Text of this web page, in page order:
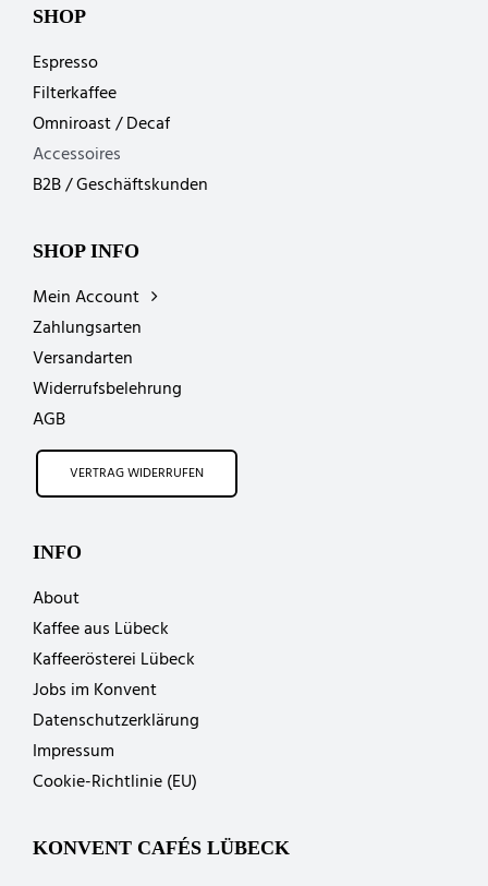
SHOP
Espresso
Filterkaffee
Omniroast / Decaf
Accessoires
B2B / Geschäftskunden
SHOP INFO
Mein Account
Zahlungsarten
Versandarten
Widerrufsbelehrung
AGB
VERTRAG WIDERRUFEN
INFO
About
Kaffee aus Lübeck
Kaffeerösterei Lübeck
Jobs im Konvent
Datenschutzerklärung
Impressum
Cookie-Richtlinie (EU)
KONVENT CAFÉS LÜBECK